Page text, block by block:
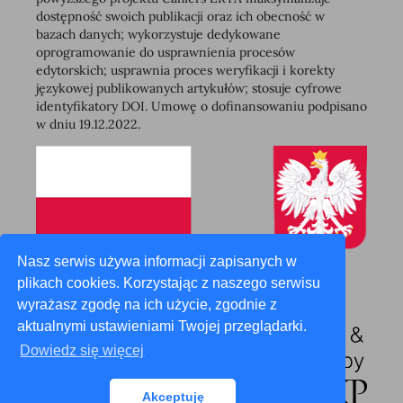
Nasz serwis używa informacji zapisanych w
plikach cookies. Korzystając z naszego serwisu
wyrażasz zgodę na ich użycie, zgodnie z
aktualnymi ustawieniami Twojej przeglądarki.
Dowiedz się więcej
Akceptuję
dostępność swoich publikacji oraz ich obecność w
bazach danych; wykorzystuje dedykowane
oprogramowanie do usprawnienia procesów
edytorskich; usprawnia proces weryfikacji i korekty
językowej publikowanych artykułów; stosuje cyfrowe
identyfikatory DOI. Umowę o dofinansowaniu podpisano
w dniu 19.12.2022.